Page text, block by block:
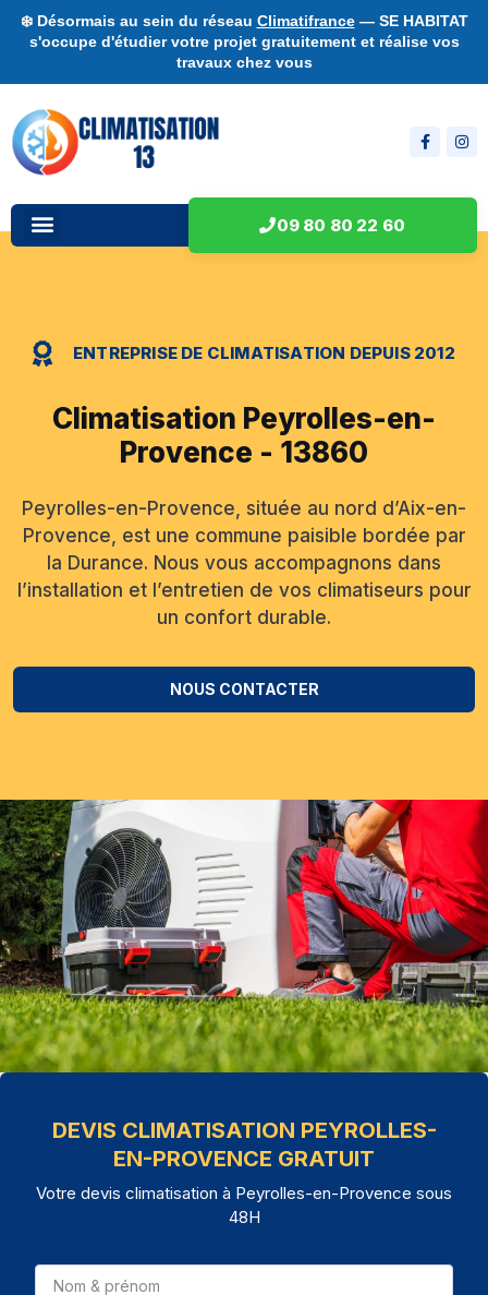
❄️ Désormais au sein du réseau Climatifrance— SE HABITAT
s'occupe d'étudier votre projet gratuitement et réalise vos
travaux chez vous
09 80 80 22 60
ENTREPRISE DE CLIMATISATION DEPUIS 2012
Climatisation Peyrolles-en-
Provence - 13860
Peyrolles-en-Provence, située au nord d’Aix-en-
Provence, est une commune paisible bordée par
la Durance. Nous vous accompagnons dans
l’installation et l’entretien de vos climatiseurs pour
un confort durable.
NOUS CONTACTER
DEVIS CLIMATISATION PEYROLLES-
EN-PROVENCE GRATUIT
Votre devis climatisation à Peyrolles-en-Provence sous
48H